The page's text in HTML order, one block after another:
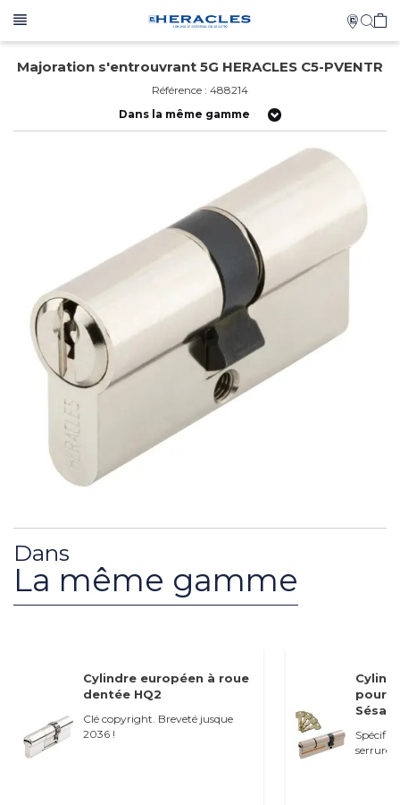
Majoration s'entrouvrant 5G HERACLES C5-PVENTR
Référence : 488214
Dans la même gamme
Dans
La même gamme
Cylindre européen à roue
dentée HQ2
Clé copyright. Breveté jusque
2036 !
pour
serrures